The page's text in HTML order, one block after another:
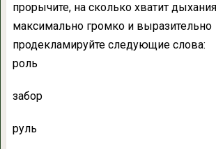
прорычите, на сколько хватит
максимально громко и выразительно
продекламируйте следующие слова:
роль
забор
руль